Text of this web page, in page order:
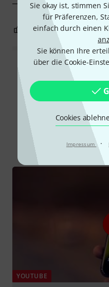
Sie okay ist, stimmen
für Präferenzen,
einfach durch einen
Sie können Ihre
über die Cookie-
Cookies
Impressum ·
0
Alle
Schon
Videos
YOUTUBE